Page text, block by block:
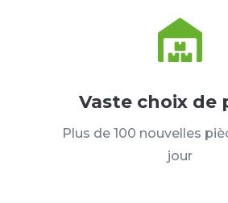
Vaste choix de
Plus de 100 nouvelles
jour